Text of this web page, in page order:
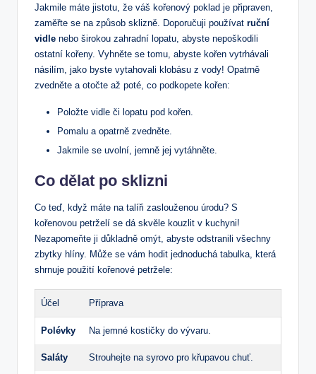
Jakmile máte jistotu, že váš kořenový poklad je připraven,
zaměřte se na způsob sklizně. Doporučuji používat ruční
vidle nebo širokou zahradní lopatu, abyste nepoškodili
ostatní kořeny. Vyhněte se tomu, abyste kořen vytrhávali
násilím, jako byste vytahovali klobásu z vody! Opatrně
zvedněte a otočte až poté, co podkopete kořen:
Položte vidle či lopatu pod kořen.
Pomalu a opatrně zvedněte.
Jakmile se uvolní, jemně jej vytáhněte.
Co dělat po sklizni
Co teď, když máte na talíři zaslouženou úrodu? S
kořenovou petrželí se dá skvěle kouzlit v kuchyni!
Nezapomeňte ji důkladně omýt, abyste odstranili všechny
zbytky hlíny. Může se vám hodit jednoduchá tabulka, která
shrnuje použití kořenové petržele:
Účel Příprava
Polévky Na jemné kostičky do vývaru.
Saláty Strouhejte na syrovo pro křupavou chuť.